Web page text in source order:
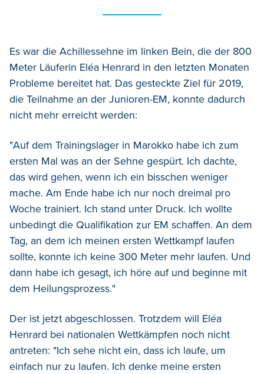
Es war die Achillessehne im linken Bein, die der 800
Meter Läuferin Eléa Henrard in den letzten Monaten
Probleme bereitet hat. Das gesteckte Ziel für 2019,
die Teilnahme an der Junioren-EM, konnte dadurch
nicht mehr erreicht werden:
"Auf dem Trainingslager in Marokko habe ich zum
ersten Mal was an der Sehne gespürt. Ich dachte,
das wird gehen, wenn ich ein bisschen weniger
mache. Am Ende habe ich nur noch dreimal pro
Woche trainiert. Ich stand unter Druck. Ich wollte
unbedingt die Qualifikation zur EM schaffen. An dem
Tag, an dem ich meinen ersten Wettkampf laufen
sollte, konnte ich keine 300 Meter mehr laufen. Und
dann habe ich gesagt, ich höre auf und beginne mit
dem Heilungsprozess."
Der ist jetzt abgeschlossen. Trotzdem will Eléa
Henrard bei nationalen Wettkämpfen noch nicht
antreten: "Ich sehe nicht ein, dass ich laufe, um
einfach nur zu laufen. Ich denke meine ersten